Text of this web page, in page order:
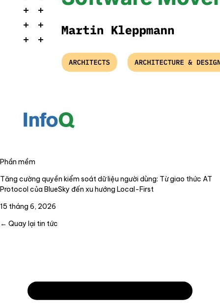
Phần mềm
Tăng cường quyền kiểm soát dữ liệu người dùng: Từ giao thức AT
Protocol của BlueSky đến xu hướng Local-First
15 tháng 6, 2026
← Quay lại tin tức